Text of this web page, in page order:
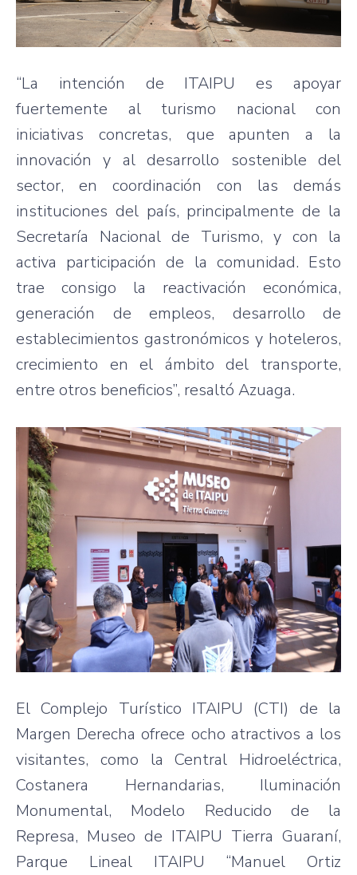
“La intención de ITAIPU es apoyar
fuertemente al turismo nacional con
iniciativas concretas, que apunten a la
innovación y al desarrollo sostenible del
sector, en coordinación con las demás
instituciones del país, principalmente de la
Secretaría Nacional de Turismo, y con la
activa participación de la comunidad. Esto
trae consigo la reactivación económica,
generación de empleos, desarrollo de
establecimientos gastronómicos y hoteleros,
crecimiento en el ámbito del transporte,
entre otros beneficios”, resaltó Azuaga.
El Complejo Turístico ITAIPU (CTI) de la
Margen Derecha ofrece ocho atractivos a los
visitantes, como la Central Hidroeléctrica,
Costanera Hernandarias, Iluminación
Monumental, Modelo Reducido de la
Represa, Museo de ITAIPU Tierra Guaraní,
Parque Lineal ITAIPU “Manuel Ortiz